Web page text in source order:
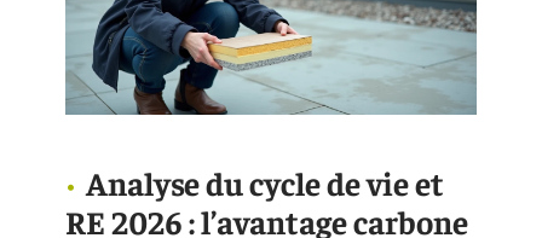
Analyse du cycle de vie et
RE 2026 : l’avantage carbone